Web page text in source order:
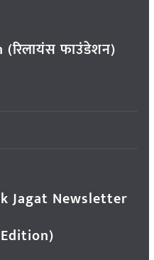
फाउंडेशन)
Jagat Newsletter